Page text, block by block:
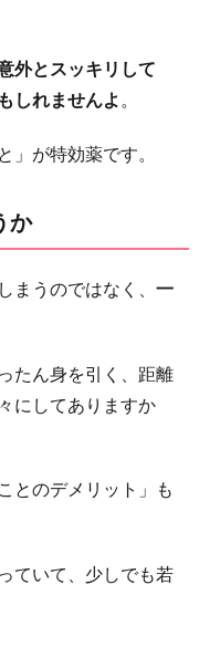
外とスッキリして
しれませんよ。
」が特効薬です。
か
まうのではなく、 一
たん身を引く、距離
にしてありますか
とのデメリット」も
ていて、少しでも若